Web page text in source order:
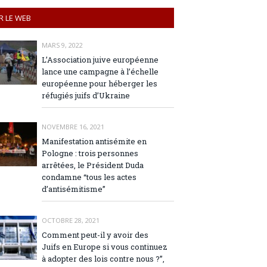
LE WEB
MARS 9, 2022
L’Association juive européenne
lance une campagne à l’échelle
européenne pour héberger les
réfugiés juifs d’Ukraine
NOVEMBRE 16, 2021
Manifestation antisémite en
Pologne : trois personnes
arrêtées, le Président Duda
condamne “tous les actes
d’antisémitisme”
OCTOBRE 28, 2021
Comment peut-il y avoir des
Juifs en Europe si vous continuez
à adopter des lois contre nous ?”,